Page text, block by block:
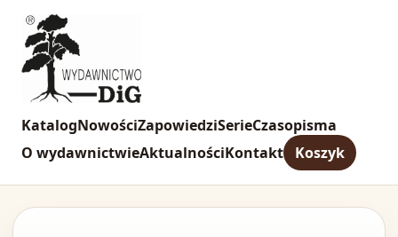
KatalogNowościZapowiedziSerieCzasopisma
O wydawnictwieAktualnościKontakt Koszyk